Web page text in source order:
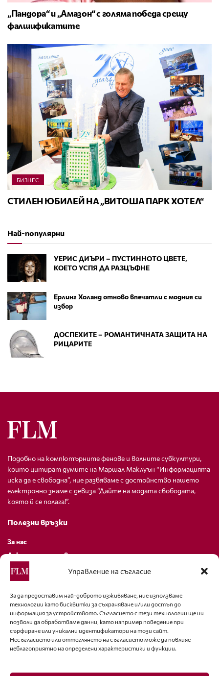
Управление на съгласие
За да предоставим най-доброто изживяване, ние използваме
технологии като бисквитки за съхраняване и/или достъп до
информация за устройството. Съгласието с тези технологии ще ни
позволи да обработваме данни, като например поведение при
сърфиране или уникални идентификатори на този сайт.
Несъгласието или оттеглянето на съгласието може да повлияе
неблагоприятно на определени характеристики и функции.
„Пандора“ и „Амазон“ с голяма победа срещу
фалшификатите
БИЗНЕС
СТИЛЕН ЮБИЛЕЙ НА „ВИТОША ПАРК ХОТЕЛ“
Най-популярни
УЕРИС ДИЪРИ – ПУСТИННОТО ЦВЕТЕ,
КОЕТО УСПЯ ДА РАЗЦЪФНЕ
Ерлинг Холанд отново впечатли с модния си
избор
ДОСПЕХИТЕ – РОМАНТИЧНАТА ЗАЩИТА НА
РИЦАРИТЕ
Подобно на компютърните фенове и волните субкултури,
които цитират думите на Маршал Маклуън “Информацията
иска да е свободна”, ние развяваме с достойнство нашето
електронно знаме с девиза “Дайте на модата свободата,
която й се полага!”.
Полезни връзки
За нас
Декларация за поверителност
Политика за бисквитки
За контакти
editor@fashion-lifestyle.net
+359 88 227 33 47
Последвайте ни
Facebook